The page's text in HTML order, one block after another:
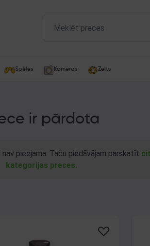
Spēles Kameras Zelts
ir pārdota
pieejama. Taču piedāvājam parskatīt
kategorijas preces.